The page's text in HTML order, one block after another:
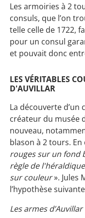
Les armoiries à 2
consuls, que l’on
telle celle de 1722,
pour un consul
et pouvait donc
LES VÉRITABLES
D'AUVILLAR
La découverte d’un
créateur du musée
nouveau,
blason à 2 tours. En
rouges sur un fond
règle de
sur couleur». Jules
l’hypothèse
Les armes d’Auvillar